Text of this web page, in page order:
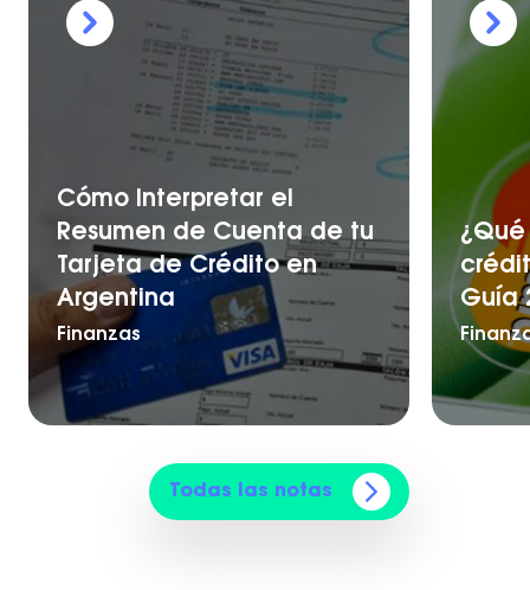
Cómo Interpretar el
Resumen de Cuenta de tu
Tarjeta de Crédito en
Argentina
Finanzas
Guía
Todas las notas